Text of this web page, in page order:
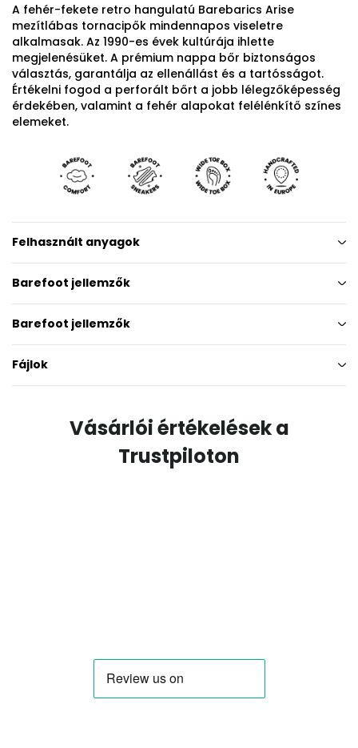
A fehér-fekete retro hangulatú Barebarics Arise
mezítlábas tornacipők mindennapos viseletre
alkalmasak. Az 1990-es évek kultúrája ihlette
megjelenésüket. A prémium nappa bőr biztonságos
választás, garantálja az ellenállást és a tartósságot.
Értékelni fogod a perforált bőrt a jobb lélegzőképesség
érdekében, valamint a fehér alapokat felélénkítő színes
elemeket.
Felhasznált anyagok
Barefoot jellemzők
Barefoot jellemzők
Fájlok
Vásárlói értékelések a
Trustpiloton